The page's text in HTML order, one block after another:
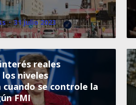
· 31 julio 2023
reales
niveles
cuando se controle la
FMI